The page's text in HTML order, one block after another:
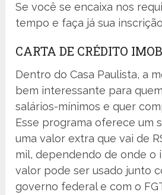
Se você se encaixa nos
tempo e faça já sua
CARTA DE CRÉDITO
Dentro do Casa Paulista, a
bem interessante para
salários-mínimos e quer
Esse programa oferece um
uma valor extra que vai de
mil, dependendo de onde o
valor pode ser usado junto
governo federal e com o